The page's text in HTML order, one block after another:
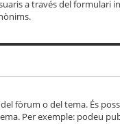
a través del
fòrum o del tema. És
Per exemple: podeu